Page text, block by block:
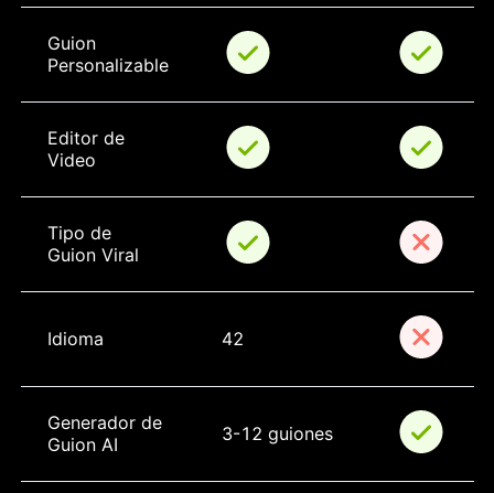
Guion
Personalizable
Editor de
Video
Tipo de
Guion Viral
Idioma 42
Generador de
Guion AI
3-12 guiones